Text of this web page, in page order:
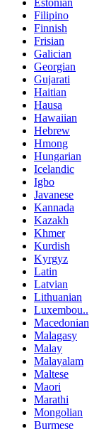
Filipino
Finnish
Frisian
Galician
Georgian
Gujarati
Haitian
Hausa
Hawaiian
Hebrew
Hmong
Hungarian
Icelandic
Igbo
Javanese
Kannada
Kazakh
Khmer
Kurdish
Kyrgyz
Latin
Latvian
Lithuanian
Luxembou..
Macedonian
Malagasy
Malay
Malayalam
Maltese
Maori
Marathi
Mongolian
Burmese